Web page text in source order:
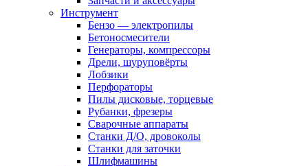
Инструмент
Бензо — электропилы
Бетоносмесители
Генераторы, компрессоры
Дрели, шуруповёрты
Лобзики
Перфораторы
Пилы дисковые, торцевые
Рубанки, фрезеры
Сварочные аппараты
Станки Д/О, дровоколы
Станки для заточки
Шлифмашины